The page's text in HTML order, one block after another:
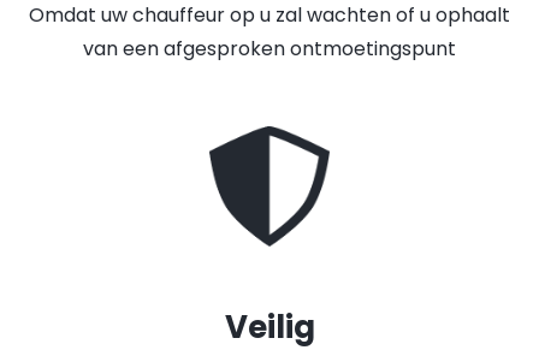
Omdat uw chauffeur op u zal wachten of u ophaalt
van een afgesproken ontmoetingspunt
Veilig